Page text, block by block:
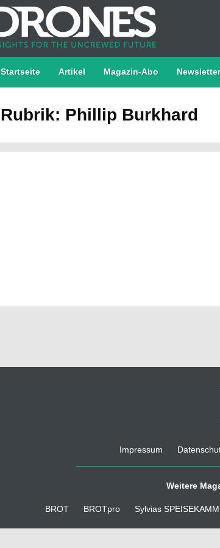
Startseite Artikel Magazin-Abo Newsletter
Rubrik: Phillip Burkhard
Impressum
Weitere
BROT BROTpro Sylvias